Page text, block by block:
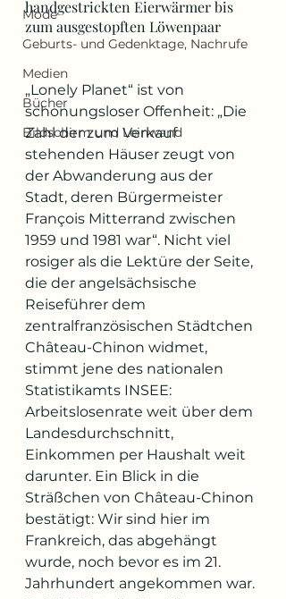
Mode
Geburts- und Gedenktage, Nachrufe
Medien
Bücher
Bildschirm und Leinwand
handgestrickten Eierwärmer bis
zum ausgestopften Löwenpaar
„Lonely Planet“ ist von
schonungsloser Offenheit: „Die
Zahl der zum Verkauf
stehenden Häuser zeugt von
der Abwanderung aus der
Stadt, deren Bürgermeister
François Mitterrand zwischen
1959 und 1981 war“. Nicht viel
rosiger als die Lektüre der Seite,
die der angelsächsische
Reiseführer dem
zentralfranzösischen Städtchen
Château-Chinon widmet,
stimmt jene des nationalen
Statistikamts INSEE:
Arbeitslosenrate weit über dem
Landesdurchschnitt,
Einkommen per Haushalt weit
darunter. Ein Blick in die
Sträßchen von Château-Chinon
bestätigt: Wir sind hier im
Frankreich, das abgehängt
wurde, noch bevor es im 21.
Jahrhundert angekommen war.